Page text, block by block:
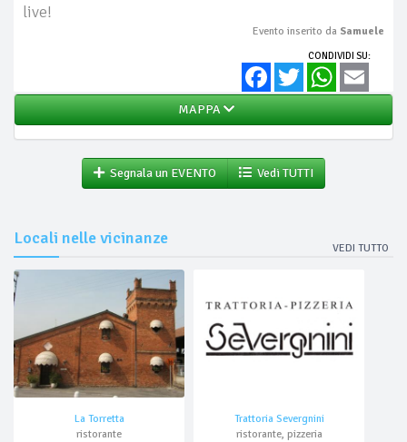
live!
Evento inserito da Samuele
CONDIVIDI SU:
FacebookTwitter WhatsApp
MAPPA
Segnala un EVENTO Vedi TUTTI
Locali nelle vicinanze
VEDI TUTTO
La Torretta
ristorante
Trattoria Severgnini
ristorante, pizzeria